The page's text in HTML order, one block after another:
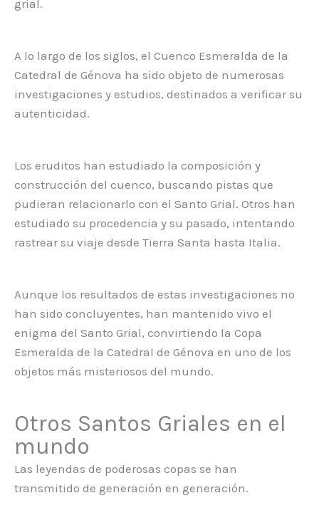
grial.
A lo largo de los siglos, el Cuenco Esmeralda de la
Catedral de Génova ha sido objeto de numerosas
investigaciones y estudios, destinados a verificar su
autenticidad.
Los eruditos han estudiado la composición y
construcción del cuenco, buscando pistas que
pudieran relacionarlo con el Santo Grial. Otros han
estudiado su procedencia y su pasado, intentando
rastrear su viaje desde Tierra Santa hasta Italia.
Aunque los resultados de estas investigaciones no
han sido concluyentes, han mantenido vivo el
enigma del Santo Grial, convirtiendo la Copa
Esmeralda de la Catedral de Génova en uno de los
objetos más misteriosos del mundo.
Otros Santos Griales en el
mundo
Las leyendas de poderosas copas se han
transmitido de generación en generación.